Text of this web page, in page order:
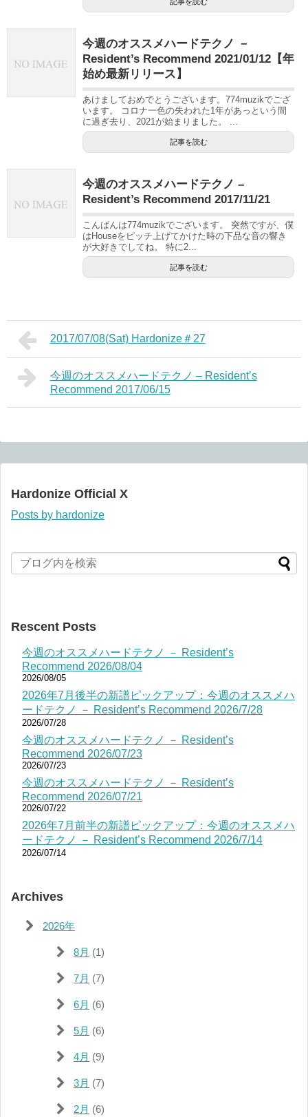
今週のオススメハードテクノ －
Resident’s Recommend 2021/01/12【年
始め最新リリース】
あけましておめでとうございます。774muzikでござ
います。 コロナ一色の失われた1年があっという間
に過ぎ去り、2021が始まりました。 ...
記事を読む
今週のオススメハードテクノ –
Resident’s Recommend 2017/11/21
こんばんは774muzikでございます。 突然ですが、僕
はHouseをピッチ上げてかけた時の下品な音の響き
が大好きでしてね。 特に2...
記事を読む
2017/07/08(Sat) Hardonize＃27
今週のオススメハードテクノ – Resident’s
Recommend 2017/06/15
Hardonize Official X
Posts by hardonize
Rescent Posts
今週のオススメハードテクノ － Resident’s
Recommend 2026/08/04
2026/08/05
2026年7月後半の新譜ピックアップ：今週のオススメハ
ードテクノ － Resident’s Recommend 2026/7/28
2026/07/28
今週のオススメハードテクノ － Resident’s
Recommend 2026/07/23
2026/07/23
今週のオススメハードテクノ － Resident’s
Recommend 2026/07/21
2026/07/22
2026年7月前半の新譜ピックアップ：今週のオススメハ
ードテクノ － Resident’s Recommend 2026/7/14
2026/07/14
Archives
2026年
8月 (1)
7月 (7)
6月 (6)
5月 (6)
4月 (9)
3月 (7)
2月 (6)